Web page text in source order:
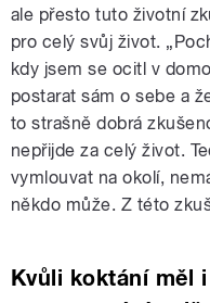
ale přesto tuto životní
pro celý svůj život.
kdy jsem se ocitl v
postarat sám o sebe a
to strašně dobrá
nepřijde za celý život.
vymlouvat na okolí,
někdo může. Z této
Kvůli koktání měl